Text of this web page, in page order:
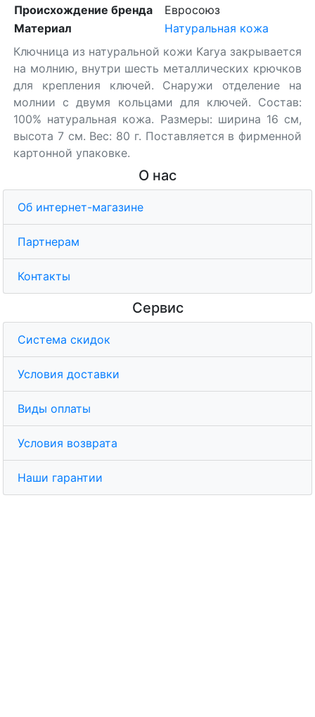
Происхождение бренда
Евросоюз
Материал
Натуральная кожа
Ключница из натуральной кожи Karya закрывается
на молнию, внутри шесть металлических крючков
для крепления ключей. Снаружи отделение на
молнии с двумя кольцами для ключей. Состав:
100% натуральная кожа. Размеры: ширина 16 см,
высота 7 см. Вес: 80 г. Поставляется в фирменной
картонной упаковке.
О нас
Об интернет-магазине
Партнерам
Контакты
Сервис
Система скидок
Условия доставки
Виды оплаты
Условия возврата
Наши гарантии